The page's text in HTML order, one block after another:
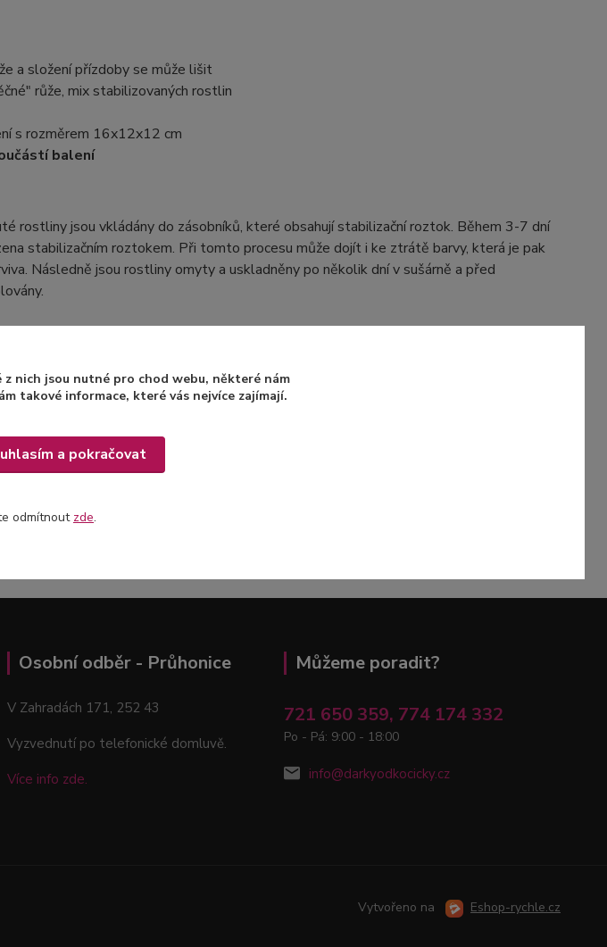
a složení přízdoby se může lišit
růže, mix stabilizovaných rostlin
s rozměrem 16x12x12 cm
balení
rostliny jsou vkládány do zásobníků, které obsahují stabilizační roztok. Během 3-7 dní
stabilizačním roztokem. Při tomto procesu může dojít i ke ztrátě barvy, která je pak
Následně jsou rostliny omyty a uskladněny po několik dní v sušárně a před
Osobní odběr - Průhonice
V Zahradách 171, 252 43
Vyzvednutí po telefonické domluvě.
Více info zde.
Můžeme poradit?
721 650 359, 774 174 332
Po - Pá: 9:00 - 18:00
info@darkyodkocicky.cz
Vytvořeno na Eshop-rychle.cz
z nich jsou nutné pro chod webu, některé nám
takové informace, které vás nejvíce zajímají.
a pokračovat
odmítnout zde.